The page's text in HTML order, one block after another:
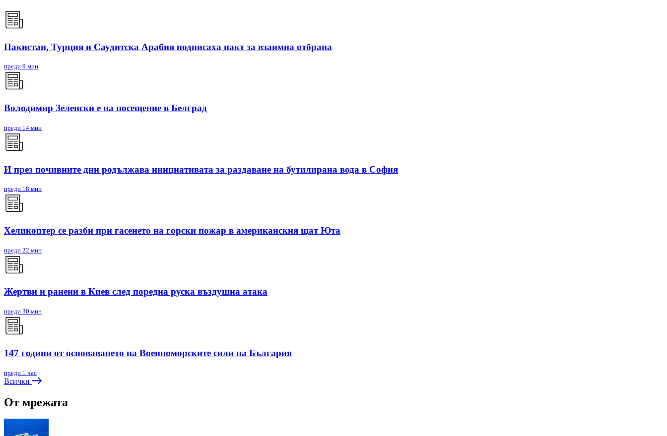
Пакистан, Турция и Саудитска Арабия подписаха пакт за взаимна отбрана
преди 9 мин
Володимир Зеленски е на посещение в Белград
преди 14 мин
И през почивните дни родължава инициативата за раздаване на бутилирана вода в София
преди 18 мин
Хеликоптер се разби при гасенето на горски пожар в американския щат Юта
преди 22 мин
Жертви и ранени в Киев след поредна руска въздушна атака
преди 30 мин
147 години от основаването на Военноморските сили на България
преди 1 час
Всички
От мрежата